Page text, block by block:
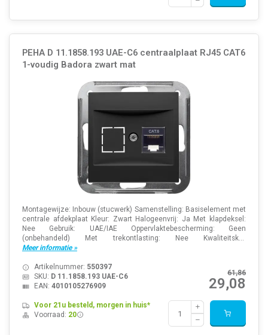
PEHA D 11.1858.193 UAE-C6 centraalplaat RJ45 CAT6
1-voudig Badora zwart mat
Montagewijze: Inbouw (stucwerk) Samenstelling: Basiselement met
centrale afdekplaat Kleur: Zwart Halogeenvrij: Ja Met klapdeksel:
Nee Gebruik: UAE/IAE Oppervlaktebescherming: Geen
(onbehandeld) Met trekontlasting: Nee Kwaliteitsk...
Meer informatie »
61,86
29,08
Artikelnummer: 550397
SKU: D 11.1858.193 UAE-C6
EAN: 4010105276909
Voor 21u besteld, morgen in huis*
Voorraad: 20